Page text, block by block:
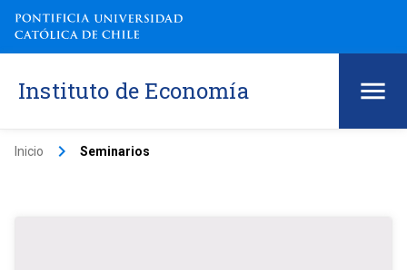
Instituto de Economía
Inicio keyboard_arrow_right Seminarios